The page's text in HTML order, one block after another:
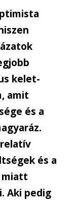
kelet-
amit
és a
és a
miatt
Aki pedig